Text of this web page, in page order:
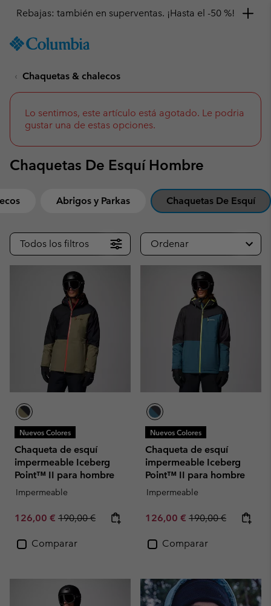
TO
SKIP
NAV
SKIP
TO
Consigue un 10 % de descuento
Chaquetas & chalecos
Lo sentimos, este artículo está agotado. Le podria
gustar una de estas opciones.
Chaquetas De Esquí Hombre
Abrigos y Parkas Chaquetas De Esquí
Todos los filtros Ordenar
Nuevos Colores
Chaqueta de esquí
impermeable Iceberg
Point™ II para hombre
Impermeable
Sale price:
126,00 € Regular price:
190,00 €
Comparar
Nuevos Colores
Chaqueta de esquí
impermeable Iceberg
Point™ II para hombre
Impermeable
Sale price:
126,00 € Regular price:
190,00 €
Comparar